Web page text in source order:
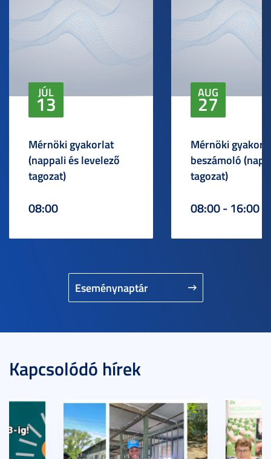
Eseménynaptár
JÚL
13
Mérnöki gyakorlat
(nappali és levelező
tagozat)
08:00
AUG
27
Mérnöki
beszámoló
tagozat)
08:00 - 16:00
Kapcsolódó hírek